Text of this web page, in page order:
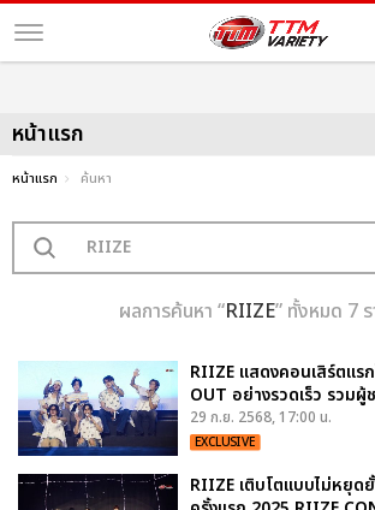
หน้าแรก
หน้าแรก ค้นหา
ผลการค้นหา “RIIZE” ทั้งหมด 7
RIIZE แสดงคอนเสิร์ตแร
OUT อย่างรวดเร็ว รวม
29 ก.ย. 2568, 17:00 น.
EXCLUSIVE
RIIZE เติบโตแบบไม่หยุด